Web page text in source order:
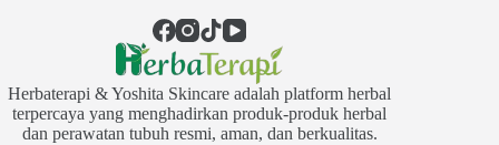
Herbaterapi & Yoshita Skincare adalah platform herbal
terpercaya yang menghadirkan produk-produk herbal
dan perawatan tubuh resmi, aman, dan berkualitas.